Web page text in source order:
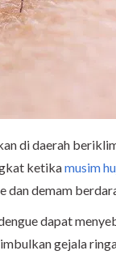
di daerah
ketikamusim
dan demam
dapat
gejala